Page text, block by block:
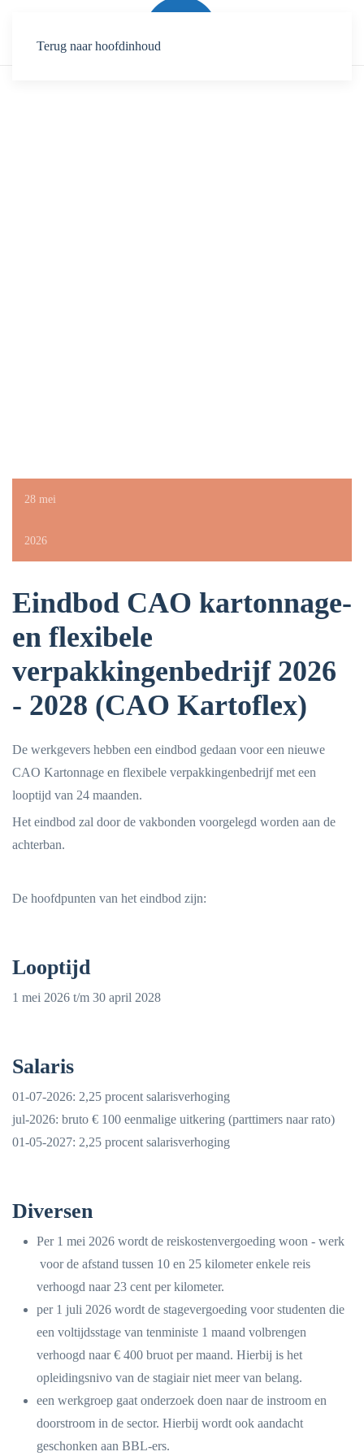
Terug naar hoofdinhoud
28 mei
2026
Eindbod CAO kartonnage-
en flexibele
verpakkingenbedrijf 2026
- 2028 (CAO Kartoflex)
De werkgevers hebben een eindbod gedaan voor een nieuwe
CAO Kartonnage en flexibele verpakkingenbedrijf met een
looptijd van 24 maanden.
Het eindbod zal door de vakbonden voorgelegd worden aan de
achterban.
De hoofdpunten van het eindbod zijn:
Looptijd
1 mei 2026 t/m 30 april 2028
Salaris
01-07-2026: 2,25 procent salarisverhoging
jul-2026: bruto € 100 eenmalige uitkering (parttimers naar rato)
01-05-2027: 2,25 procent salarisverhoging
Diversen
Per 1 mei 2026 wordt de reiskostenvergoeding woon - werk
voor de afstand tussen 10 en 25 kilometer enkele reis
verhoogd naar 23 cent per kilometer.
per 1 juli 2026 wordt de stagevergoeding voor studenten die
een voltijdsstage van tenministe 1 maand volbrengen
verhoogd naar € 400 bruot per maand. Hierbij is het
opleidingsnivo van de stagiair niet meer van belang.
een werkgroep gaat onderzoek doen naar de instroom en
doorstroom in de sector. Hierbij wordt ook aandacht
geschonken aan BBL-ers.